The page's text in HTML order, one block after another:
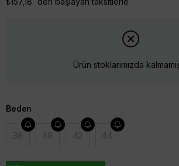
Ürün stoklarımızda
Beden
38 40 42 44